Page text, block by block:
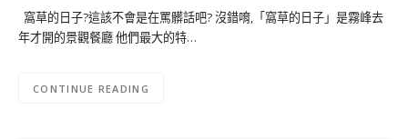
窩草的日子?這該不會是在罵髒話吧? 沒錯唷,「窩草的日子」是霧峰去
年才開的景觀餐廳 他們最大的特…
CONTINUE READING